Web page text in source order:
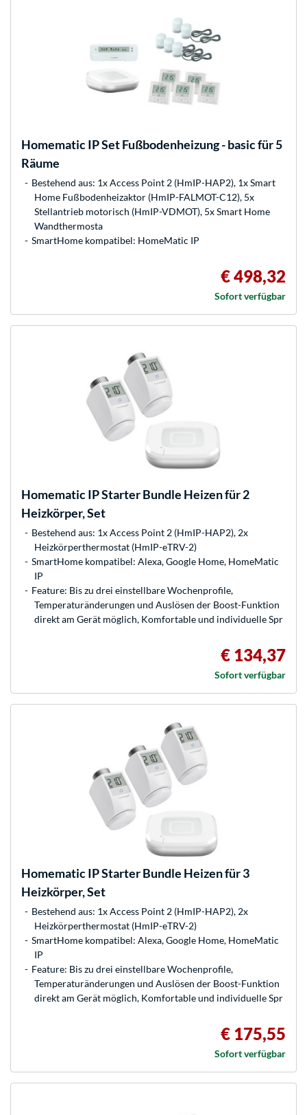
Homematic IPSet Fußbodenheizung - basic für 5
Räume
Bestehend aus: 1x Access Point 2 (HmIP-HAP2), 1x Smart
Home Fußbodenheizaktor (HmIP-FALMOT-C12), 5x
Stellantrieb motorisch (HmIP-VDMOT), 5x Smart Home
Wandthermosta
SmartHome kompatibel: HomeMatic IP
€ 498,32
Sofort verfügbar
Homematic IPStarter Bundle Heizen für 2
Heizkörper, Set
Bestehend aus: 1x Access Point 2 (HmIP-HAP2), 2x
Heizkörperthermostat (HmIP-eTRV-2)
SmartHome kompatibel: Alexa, Google Home, HomeMatic
IP
Feature: Bis zu drei einstellbare Wochenprofile,
Temperaturänderungen und Auslösen der Boost-Funktion
direkt am Gerät möglich, Komfortable und individuelle Spr
€ 134,37
Sofort verfügbar
Homematic IPStarter Bundle Heizen für 3
Heizkörper, Set
Bestehend aus: 1x Access Point 2 (HmIP-HAP2), 2x
Heizkörperthermostat (HmIP-eTRV-2)
SmartHome kompatibel: Alexa, Google Home, HomeMatic
IP
Feature: Bis zu drei einstellbare Wochenprofile,
Temperaturänderungen und Auslösen der Boost-Funktion
direkt am Gerät möglich, Komfortable und individuelle Spr
€ 175,55
Sofort verfügbar